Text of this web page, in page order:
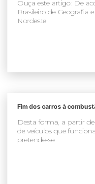
Ouça este artigo: De
Brasileiro de Geografia
Nordeste
Fim dos carros à
Desta forma, a partir
de veículos que
pretende-se